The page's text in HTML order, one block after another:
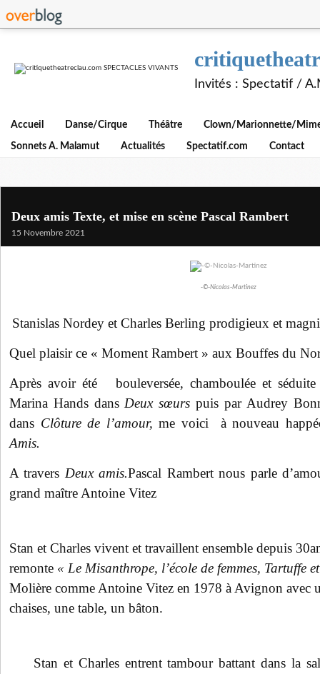
Invités : Spectatif /
Accueil Danse/Cirque Théâtre Clown/Marionnette/
Sonnets A. Malamut Actualités Spectatif.com Contact
Deux amis Texte, et mise en scène Pascal Rambert
15 Novembre 2021
-©-Nicolas-Martinez
Stanislas Nordey et Charles Berling prodigieux et
Quel plaisir ce « Moment Rambert » aux Bouffes du
Après avoir été bouleversée, chamboulée et
Marina Handsdans Deux sœurs puis par Audrey
dans Clôture de l’amour,me voici à nouveau
Amis.
A travers Deux amis.Pascal Rambert nous parle
grand maître Antoine Vitez
Stan et Charles vivent et travaillent ensemble depuis
remonte « Le Misanthrope, l’école de femmes, Tartuffe
Molière comme Antoine Vitez en 1978 à Avignon avec
chaises, une table, un bâton.
Stan et Charles entrent tambour battant dans la